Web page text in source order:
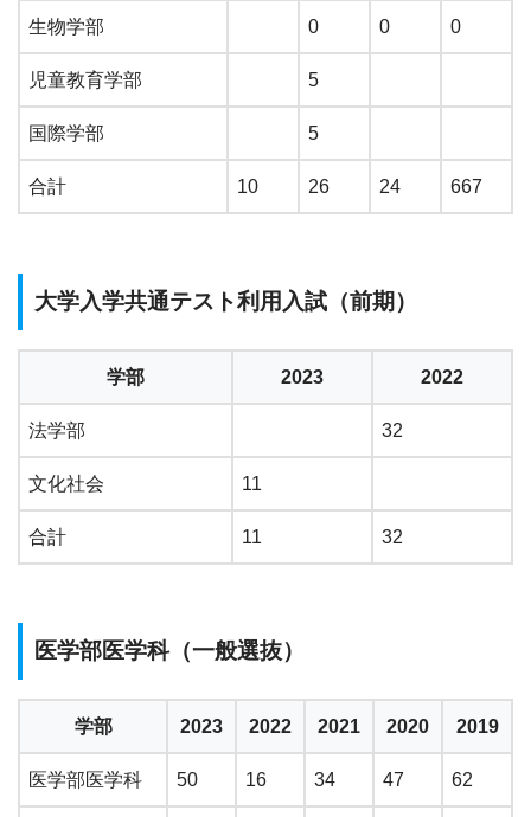
生物学部 0 0 0
児童教育学部 5
国際学部 5
合計 10 26 24 667
大学入学共通テスト利用入試（前期）
学部 2023 2022
法学部 32
文化社会 11
合計 11 32
医学部医学科（一般選抜）
学部 2023 2022 2021 2020 2019
医学部医学科 50 16 34 47 62